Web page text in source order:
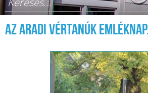
Keresés űrlap
Az aradi vértanúk